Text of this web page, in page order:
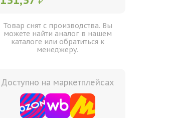
Товар снят с производства. Вы
можете найти аналог в нашем
каталоге или обратиться к
менеджеру.
Доступно на маркетплейсах